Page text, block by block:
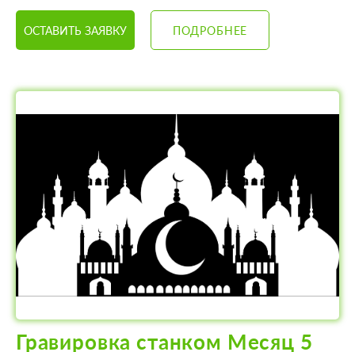
ОСТАВИТЬ ЗАЯВКУ ПОДРОБНЕЕ
Гравировка станком Месяц 5